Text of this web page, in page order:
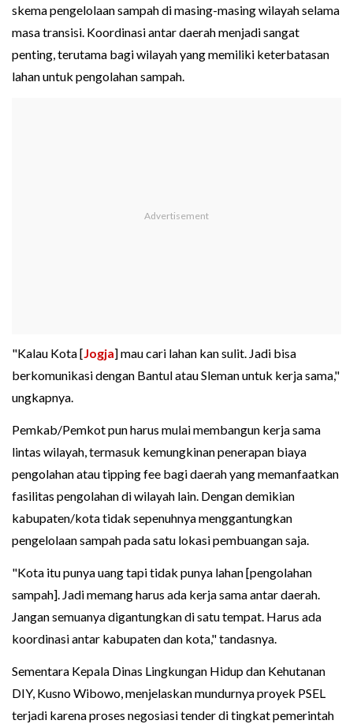
skema pengelolaan sampah di masing-masing wilayah selama
masa transisi. Koordinasi antar daerah menjadi sangat
penting, terutama bagi wilayah yang memiliki keterbatasan
lahan untuk pengolahan sampah.
"Kalau Kota [Jogja] mau cari lahan kan sulit. Jadi bisa
berkomunikasi dengan Bantul atau Sleman untuk kerja sama,"
ungkapnya.
Pemkab/Pemkot pun harus mulai membangun kerja sama
lintas wilayah, termasuk kemungkinan penerapan biaya
pengolahan atau tipping fee bagi daerah yang memanfaatkan
fasilitas pengolahan di wilayah lain. Dengan demikian
kabupaten/kota tidak sepenuhnya menggantungkan
pengelolaan sampah pada satu lokasi pembuangan saja.
"Kota itu punya uang tapi tidak punya lahan [pengolahan
sampah]. Jadi memang harus ada kerja sama antar daerah.
Jangan semuanya digantungkan di satu tempat. Harus ada
koordinasi antar kabupaten dan kota," tandasnya.
Sementara Kepala Dinas Lingkungan Hidup dan Kehutanan
DIY, Kusno Wibowo, menjelaskan mundurnya proyek PSEL
terjadi karena proses negosiasi tender di tingkat pemerintah